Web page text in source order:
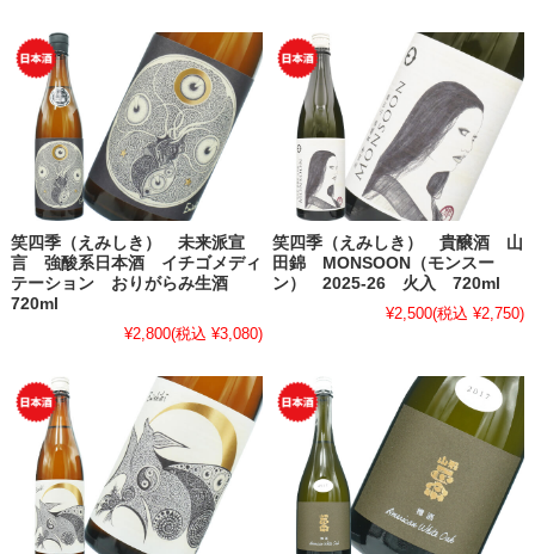
笑四季（えみしき） 未来派宣
言 強酸系日本酒 イチゴメディ
テーション おりがらみ生酒
720ml
¥2,800(税込 ¥3,080)
笑四季（えみしき） 貴醸酒 山
田錦 MONSOON（モンスー
ン） 2025-26 火入 720ml
¥2,500(税込 ¥2,750)